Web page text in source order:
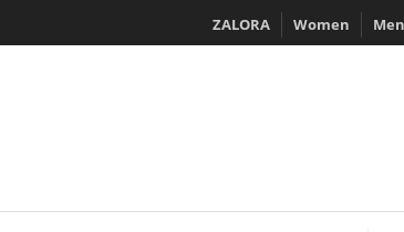
to
ZALORA Women Men